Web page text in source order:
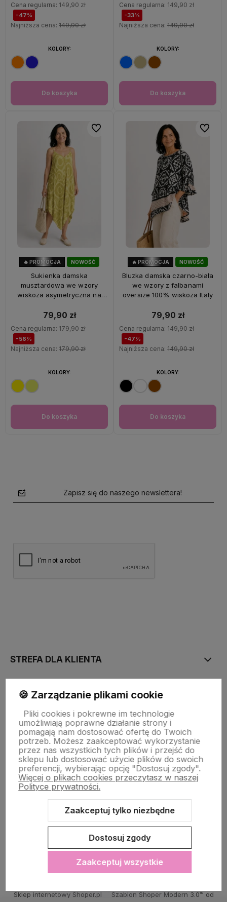
Cena regularna: 149,90 zł
-47%
Najniższa cena: 149,90 zł
Do koszyka
KOLORY:
Cena regularna: 149,90 zł
-33%
Najniższa cena: 149,90 zł
Do koszyka
KOLORY:
NOWOŚĆ
🔥 PROMOCJA
Sukienka damska
musztardowa we wzory
wiskoza asymetryczna na
79,90 zł
Cena regularna: 179,90 zł
-56%
Najniższa cena: 179,90 zł
Do koszyka
KOLORY:
Do ulubionych
NOWOŚĆ
🔥 PROMOCJA
Bluzka damska czarno-biała
we wzory z falbanami
oversize 100% wiskoza Italy
79,90 zł
Cena regularna: 149,90 zł
-47%
Najniższa cena: 149,90 zł
Do koszyka
KOLORY:
Do
Zapisz się do naszego newslettera!
STREFA DLA KLIENTA
PŁATNOŚĆ I DOSTAWA
STRONY INFORMACYJNE
POMOC DLA KLIENTA
Sklep internetowy Shoper.pl Szablon Shoper Modern 3.0™ od
🍪 Zarządzanie plikami cookie
Pliki cookies i pokrewne im technologie
umożliwiają poprawne działanie strony i
pomagają nam dostosować ofertę do Twoich
potrzeb. Możesz zaakceptować wykorzystanie
przez nas wszystkich tych plików i przejść do
sklepu lub dostosować użycie plików do swoich
preferencji, wybierając opcję "Dostosuj zgody".
Więcej o plikach cookies przeczytasz w naszej
Polityce prywatności.
Zaakceptuj tylko niezbędne
Dostosuj zgody
Zaakceptuj wszystkie